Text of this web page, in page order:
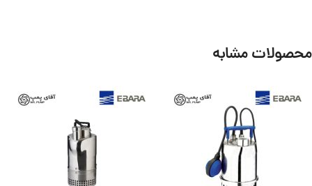
محصولات مشابه